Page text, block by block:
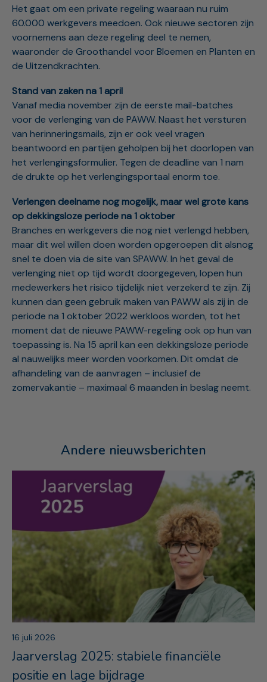
Het gaat om een private regeling waaraan nu ruim
60.000 werkgevers meedoen. Ook nieuwe sectoren zijn
voornemens aan deze regeling deel te nemen,
waaronder de Groothandel voor Bloemen en Planten en
de Uitzendkrachten.
Stand van zaken na 1 april
Vanaf media november zijn de eerste mail-batches
voor de verlenging van de PAWW. Naast het versturen
van herinneringsmails, zijn er ook veel vragen
beantwoord en partijen geholpen bij het doorlopen van
het verlengingsformulier. Tegen de deadline van 1 nam
de drukte op het verlengingsportaal enorm toe.
Verlengen deelname nog mogelijk, maar wel grote kans
op dekkingsloze periode na 1 oktober
Branches en werkgevers die nog niet verlengd hebben,
maar dit wel willen doen worden opgeroepen dit alsnog
snel te doen via de site van SPAWW. In het geval de
verlenging niet op tijd wordt doorgegeven, lopen hun
medewerkers het risico tijdelijk niet verzekerd te zijn. Zij
kunnen dan geen gebruik maken van PAWW als zij in de
periode na 1 oktober 2022 werkloos worden, tot het
moment dat de nieuwe PAWW-regeling ook op hun van
toepassing is. Na 15 april kan een dekkingsloze periode
al nauwelijks meer worden voorkomen. Dit omdat de
afhandeling van de aanvragen – inclusief de
zomervakantie – maximaal 6 maanden in beslag neemt.
Andere nieuwsberichten
16 juli 2026
Jaarverslag 2025: stabiele financiële
positie en lage bijdrage